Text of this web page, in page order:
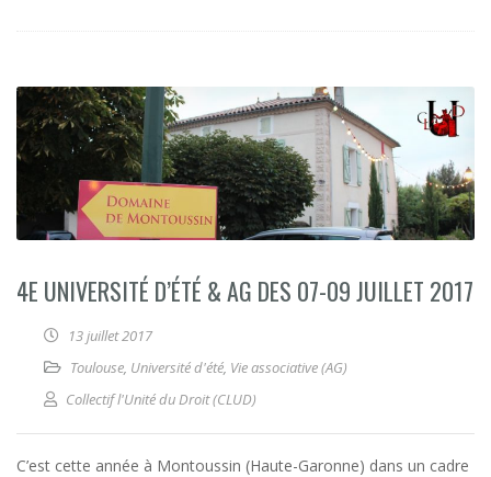
4E UNIVERSITÉ D’ÉTÉ & AG DES 07-09 JUILLET 2017
13 juillet 2017
Toulouse, Université d'été, Vie associative (AG)
Collectif l'Unité du Droit (CLUD)
C’est cette année à Montoussin (Haute-Garonne) dans un cadre